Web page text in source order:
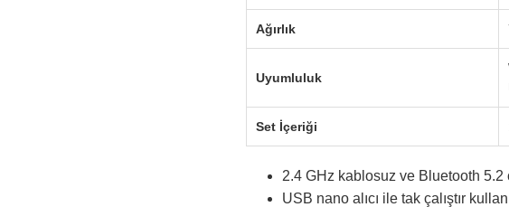
Ağırlık
Uyumluluk
Set İçeriği
2.4 GHz kablosuz ve Bluetooth 5.2
USB nano alıcı ile tak çalıştır